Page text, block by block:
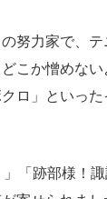
努力家で、テ
こか憎めな
ロ」といった
「跡部様！